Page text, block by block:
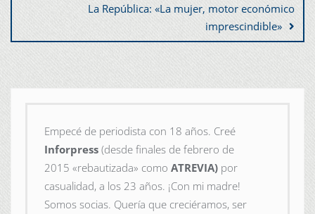
La República: «La mujer, motor económico
imprescindible»
Empecé de periodista con 18 años. Creé
Inforpress (desde finales de febrero de
2015 «rebautizada» como ATREVIA) por
casualidad, a los 23 años. ¡Con mi madre!
Somos socias. Quería que creciéramos, ser